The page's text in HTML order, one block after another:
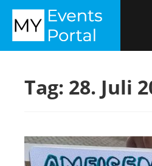
Zum
Inhalt
springen
Tag: 28. Juli